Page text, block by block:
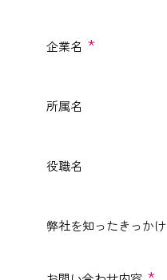
企業名 *
所属名
役職名
弊社を知ったきっかけ